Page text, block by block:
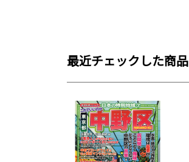
最近チェックした商品